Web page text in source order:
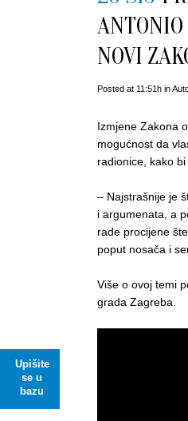
Upišite
se u
bazu
NOVI
Posted at 11:51h in
Izmjene Zakona
mogućnost da
radionice, kako
– Najstrašnije je
i argumenata, a
rade procijene
poput nosača i
Više o ovoj temi
grada Zagreba.